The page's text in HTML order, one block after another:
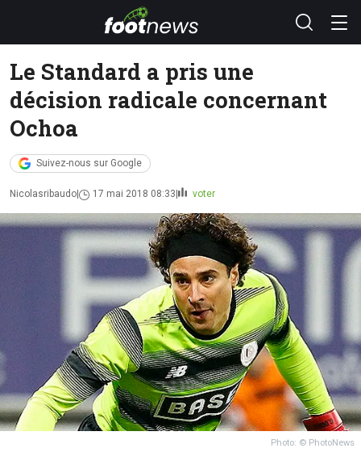
Le Standard a pris une
décision radicale concernant
Ochoa
Suivez-nous sur Google
Nicolasribaudo 17 mai 2018 08:33 voter
Photo: © PhotoNews